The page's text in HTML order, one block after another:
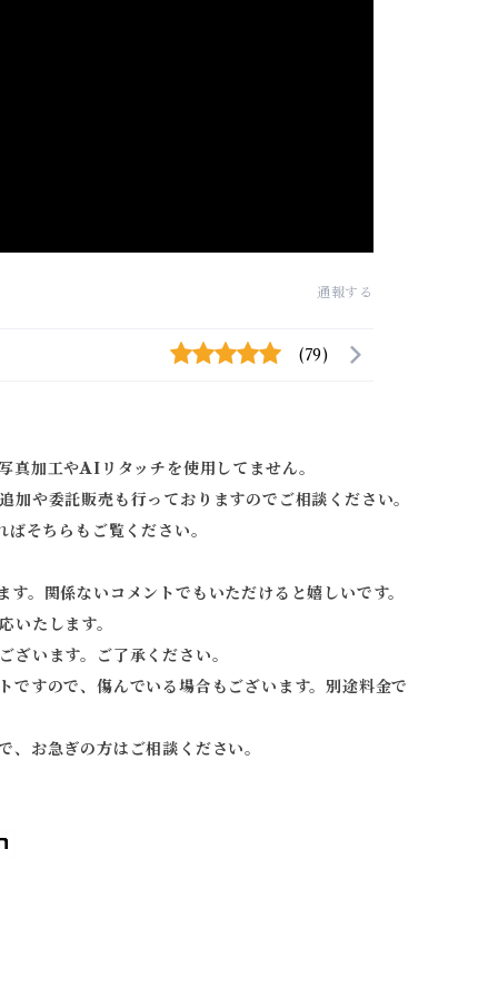
通報する
(79)
真加工やAIリタッチを使用してません。
や委託販売も行っておりますのでご相談ください。
そちらもご覧ください。
。関係ないコメントでもいただけると嬉しいです。
いたします。
います。ご了承ください。
ですので、傷んでいる場合もございます。別途料金で
お急ぎの方はご相談ください。